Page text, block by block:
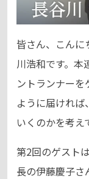
皆さん、こんに
川浩和です。本
ントランナー
ように届けれ
いくのかを考え
第2回のゲスト
長の伊藤慶子さ